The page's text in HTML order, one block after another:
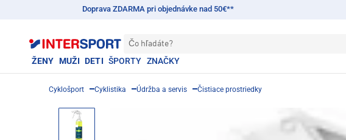
Doprava ZDARMA pri objednávke nad 50€**
Čo hľadáte?
ŽENY MUŽI DETI ŠPORTY ZNAČKY
Cyklošport Cyklistika Údržba a servis Čistiace prostriedky